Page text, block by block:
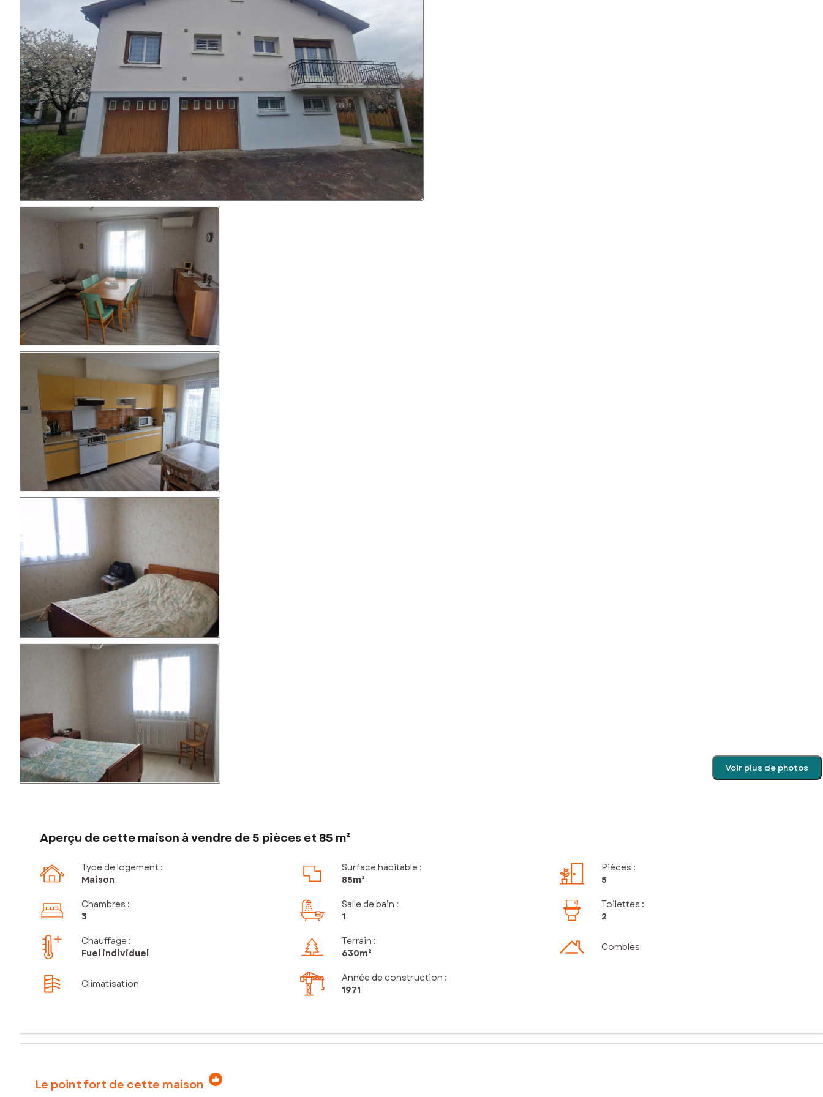
Voir plus de photos
Aperçu de cette maison à vendre de 5 pièces et 85 m²
Type de logement :
Maison
Surface habitable :
85m²
Pièces :
5
Chambres :
3
Salle de bain :
1
Toilettes :
2
Chauffage :
Fuel individuel
Terrain :
630m²
Combles
Climatisation
Année de construction :
1971
Le point fort de cette maison